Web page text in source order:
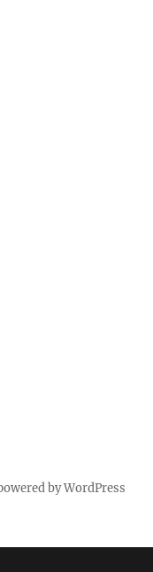
by WordPress